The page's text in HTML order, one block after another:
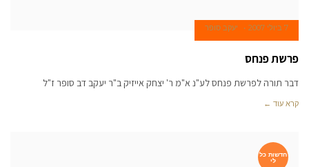
7 ביולי 2007 יעקב סופר
פרשת פנחס
דבר תורה לפרשת פנחס לע"נ א"מ ר' יצחק אייזיק ב"ר יעקב דב סופר ז"ל
קרא עוד ←
חדשות כל
לי